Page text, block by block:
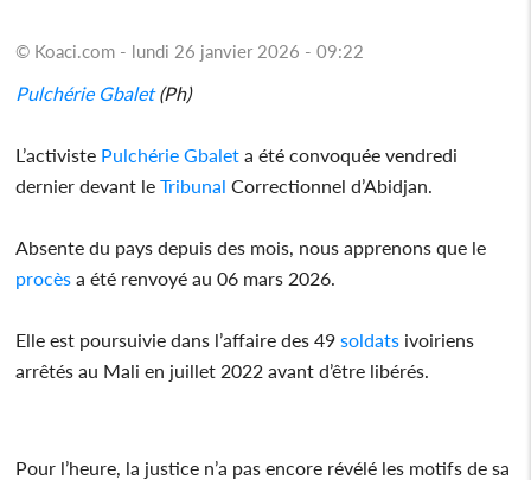
© Koaci.com - lundi 26 janvier 2026 - 09:22
Pulchérie Gbalet(Ph)
L’activiste Pulchérie Gbalet a été convoquée vendredi
dernier devant leTribunal Correctionnel d’Abidjan.
Absente du pays depuis des mois, nous apprenons que le
procès a été renvoyé au 06 mars 2026.
Elle est poursuivie dans l’affaire des 49soldats ivoiriens
arrêtés au Mali en juillet 2022 avant d’être libérés.
Pour l’heure, la justice n’a pas encore révélé les motifs de sa